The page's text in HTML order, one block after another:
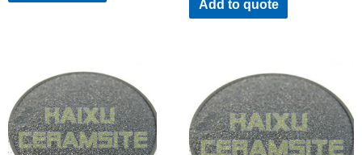
Add to quote